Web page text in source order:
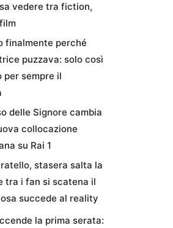
vedere tra fiction,
finalmente perché
puzzava: solo così
per sempre il
delle Signore cambia
collocazione
su Rai 1
stasera salta la
tra i fan si scatena il
succede al reality
la prima serata: